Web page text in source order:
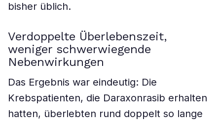
bisher üblich.
Verdoppelte Überlebenszeit,
weniger schwerwiegende
Nebenwirkungen
Das Ergebnis war eindeutig: Die
Krebspatienten, die Daraxonrasib erhalten
hatten, überlebten rund doppelt so lange